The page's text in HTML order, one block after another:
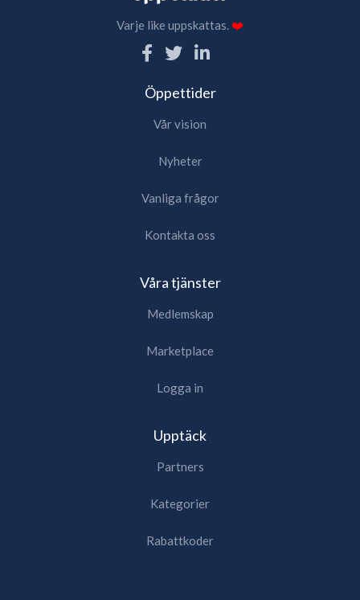
Varje like uppskattas.❤️
Öppettider
Vår vision
Nyheter
Vanliga frågor
Kontakta oss
Våra tjänster
Medlemskap
Marketplace
Logga in
Upptäck
Partners
Kategorier
Rabattkoder